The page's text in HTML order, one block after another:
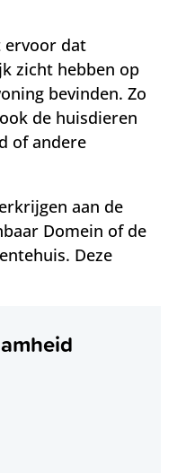
ervoor dat
zicht hebben op
bevinden. Zo
de huisdieren
of andere
aan de
Domein of de
Deze